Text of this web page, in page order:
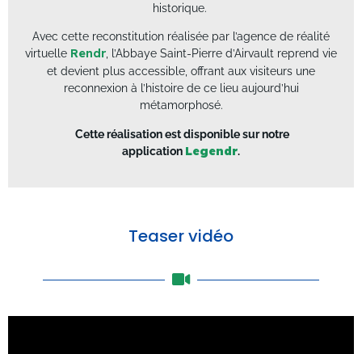
historique.
Avec cette reconstitution réalisée par l’agence de réalité
virtuelle Rendr, l’Abbaye Saint-Pierre d’Airvault reprend vie
et devient plus accessible, offrant aux visiteurs une
reconnexion à l’histoire de ce lieu aujourd’hui
métamorphosé.
Cette réalisation est disponible sur notre
application Legendr.
Teaser vidéo